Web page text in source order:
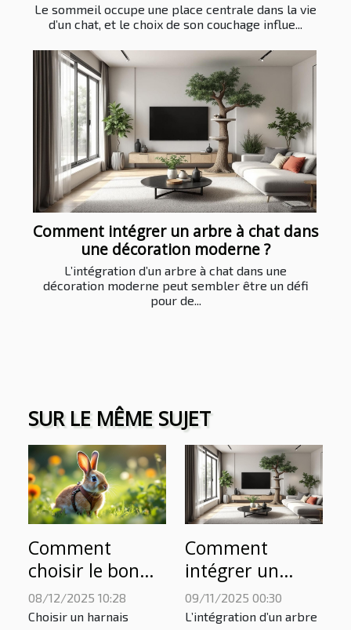
Le sommeil occupe une place centrale dans la vie
d’un chat, et le choix de son couchage influe...
Comment intégrer un arbre à chat dans
une décoration moderne ?
L’intégration d’un arbre à chat dans une
décoration moderne peut sembler être un défi
pour de...
SUR LE MÊME SUJET
Comment
choisir le bon
harnais pour
votre lapin ?
08/12/2025 10:28
Choisir un harnais
Comment
intégrer un
arbre à chat
dans une
09/11/2025 00:30
L’intégration d’un arbre